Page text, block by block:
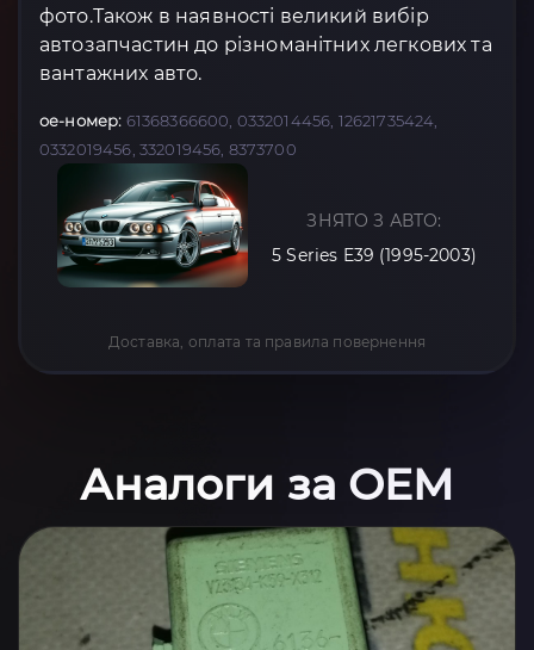
фото.Також в наявності великий вибір
автозапчастин до різноманітних легкових та
вантажних авто.
oe-номер: 61368366600, 0332014456, 12621735424,
0332019456, 332019456, 8373700
ЗНЯТО З АВТО:
5 Series E39 (1995-2003)
Доставка, оплата та правила повернення
Аналоги за OEM